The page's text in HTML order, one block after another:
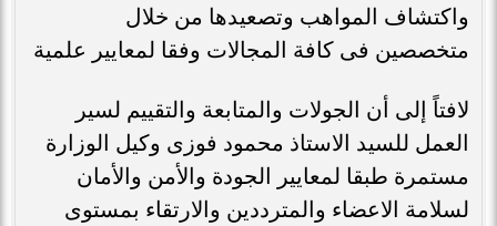
واكتشاف المواهب وتصعيدها من خلال
متخصصين فى كافة المجالات وفقا لمعايير علمية
لافتاً إلى أن الجولات والمتابعة والتقييم لسير
العمل للسيد الاستاذ محمود فوزى وكيل الوزارة
مستمرة طبقا لمعايير الجودة والأمن والأمان
لسلامة الاعضاء والمترددين والارتقاء بمستوى